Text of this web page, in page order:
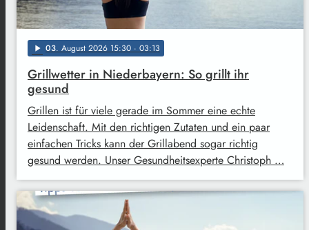
play_arrow 03. August 2026 15:30 · 03:13
Grillwetter in Niederbayern: So grillt ihr
gesund
Grillen ist für viele gerade im Sommer eine echte
Leidenschaft. Mit den richtigen Zutaten und ein paar
einfachen Tricks kann der Grillabend sogar richtig
gesund werden. Unser Gesundheitsexperte Christoph …